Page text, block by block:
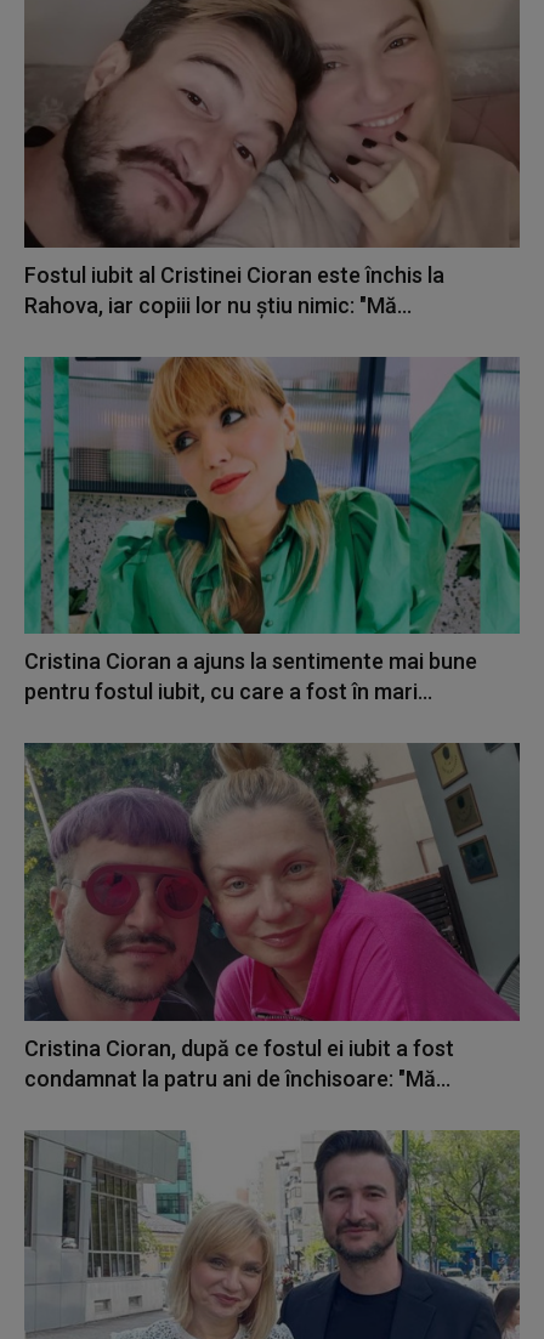
Fostul iubit al Cristinei Cioran este închis la
Rahova, iar copiii lor nu știu nimic: "Mă...
Cristina Cioran a ajuns la sentimente mai bune
pentru fostul iubit, cu care a fost în mari...
Cristina Cioran, după ce fostul ei iubit a fost
condamnat la patru ani de închisoare: "Mă...